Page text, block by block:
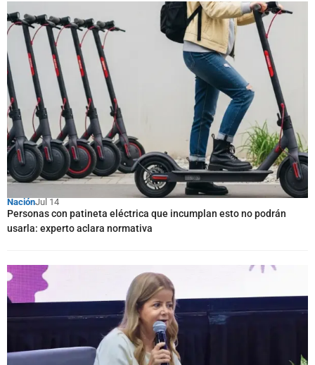
NaciónJul 14
Personas con patineta eléctrica que incumplan esto no podrán
usarla: experto aclara normativa